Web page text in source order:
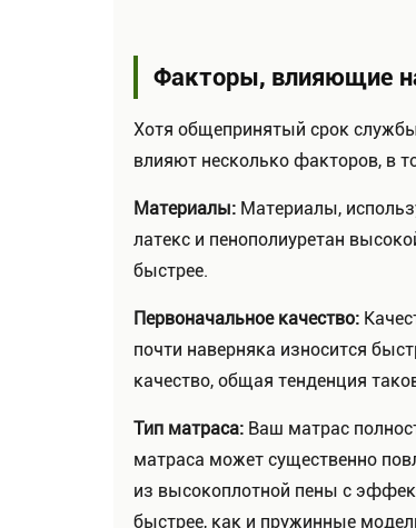
Факторы, влияющие
Хотя общепринятый срок
влияют несколько факторов, в
Материалы: Материалы,
латекс и пенополиуретан
быстрее.
Первоначальное качество:
почти наверняка износится
качество, общая тенденция
Тип матраса: Ваш матрас
матраса может существенно
из высокоплотной пены с
быстрее, как и пружинные